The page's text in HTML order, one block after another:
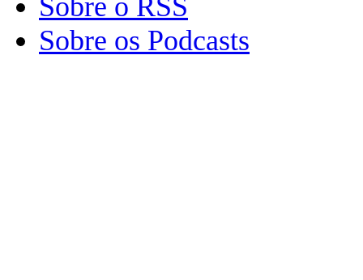
Sobre os Podcasts